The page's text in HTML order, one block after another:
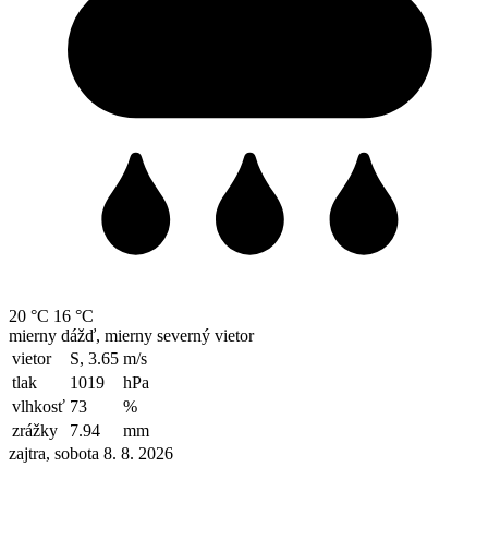
20 °C 16 °C
mierny dážď, mierny severný vietor
vietor
S, 3.65 m/s
tlak
1019
hPa
vlhkosť 73
%
zrážky
7.94
mm
zajtra, sobota 8. 8. 2026